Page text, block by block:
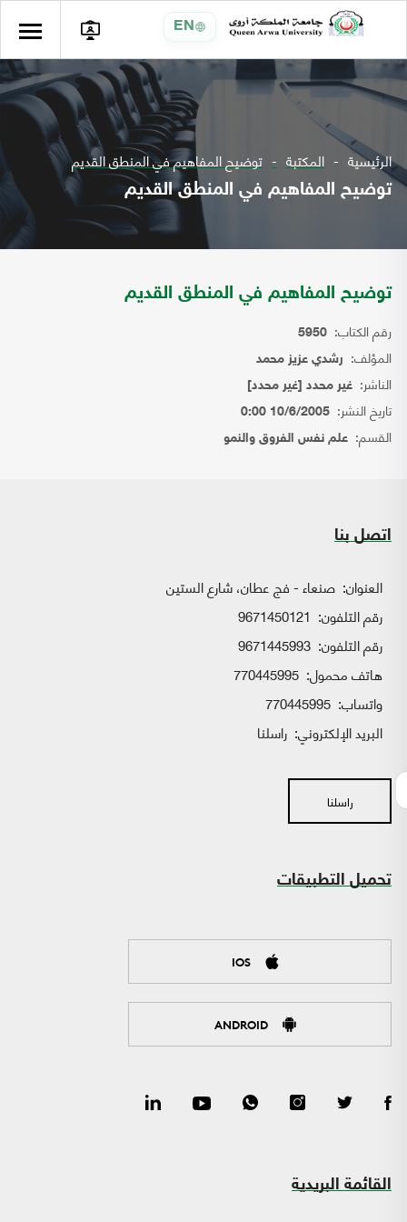
EN
الرئيسية المكتبة توضيح المفاهيم في المنطق القديم
توضيح المفاهيم في المنطق القديم
توضيح المفاهيم في المنطق القديم
رقم الكتاب: 5950
المؤلف: رشدي عزيز محمد
الناشر: غير محدد [غير محدد]
تاريخ النشر: 10/6/2005 0:00
القسم: علم نفس الفروق والنمو
اتصل بنا
العنوان: صنعاء - فج عطان، شارع الستين
رقم التلفون: 9671450121
رقم التلفون: 9671445993
هاتف محمول: 770445995
واتساب:
البريد الإلكتروني: راسلنا
راسلنا
تحميل التطبيقات
IOS
ANDROID
القائمة البريدية